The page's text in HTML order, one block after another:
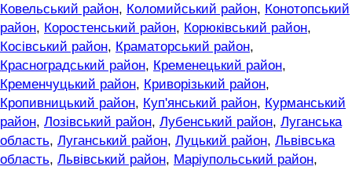
Ковельський район, Коломийський район, Конотопський
район, Коростенський район, Корюківський район,
Косівський район, Краматорський район,
Красноградський район, Кременецький район,
Кременчуцький район, Криворізький район,
Кропивницький район, Куп'янський район, Курманський
район, Лозівський район, Лубенський район, Луганська
область, Луганський район, Луцький район, Львівська
область, Львівський район, Маріупольський район,